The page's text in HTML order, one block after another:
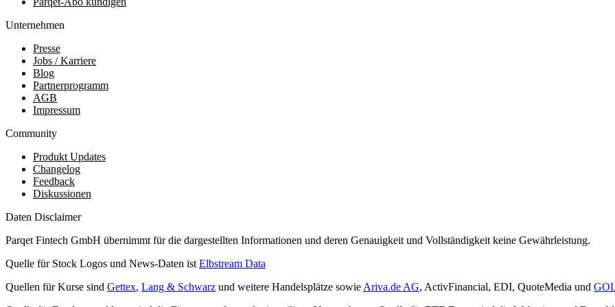
Unternehmen
Presse
Jobs / Karriere
Blog
Partnerprogramm
AGB
Impressum
Community
Produkt Updates
Changelog
Feedback
Diskussionen
Daten Disclaimer
Parqet Fintech GmbH übernimmt für die dargestellten Informationen und deren Genauigkeit und Vollständigkeit keine Gewährleistung.
Quelle für Stock Logos und News-Daten ist Elbstream Data
Quellen für Kurse sind Gettex, Lang & Schwarz und weitere Handelsplätze sowie Ariva.de AG, ActivFinancial, EDI, QuoteMedia und